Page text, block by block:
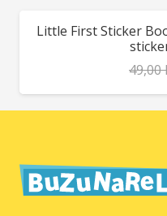
REDUCERI!
Little First Sticker
49,00